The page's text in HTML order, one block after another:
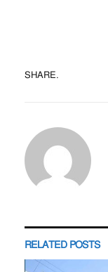
SHARE.
RELATED POSTS